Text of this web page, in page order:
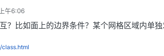
午6:06
？比如面上的边界条件？某个网格区域内单